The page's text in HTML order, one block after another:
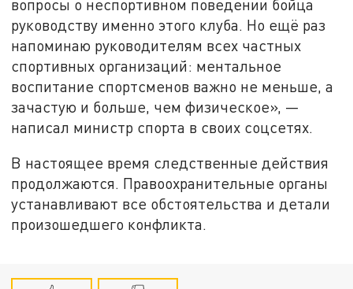
вопросы о неспортивном поведении бойца
руководству именно этого клуба. Но ещё раз
напоминаю руководителям всех частных
спортивных организаций: ментальное
воспитание спортсменов важно не меньше, а
зачастую и больше, чем физическое», —
написал министр спорта в своих соцсетях.
В настоящее время следственные действия
продолжаются. Правоохранительные органы
устанавливают все обстоятельства и детали
произошедшего конфликта.